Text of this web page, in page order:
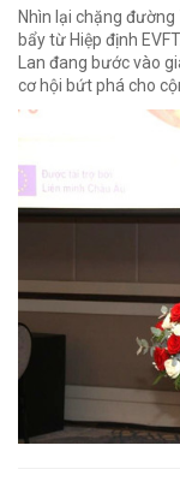
Nhìn lại chặng
bẩy từ Hiệp định
Lan đang bước vào
cơ hội bứt phá cho